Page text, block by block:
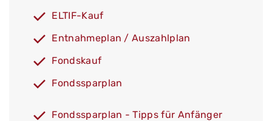
ELTIF-Kauf
Entnahmeplan / Auszahlplan
Fondskauf
Fondssparplan
Fondssparplan - Tipps für Anfänger